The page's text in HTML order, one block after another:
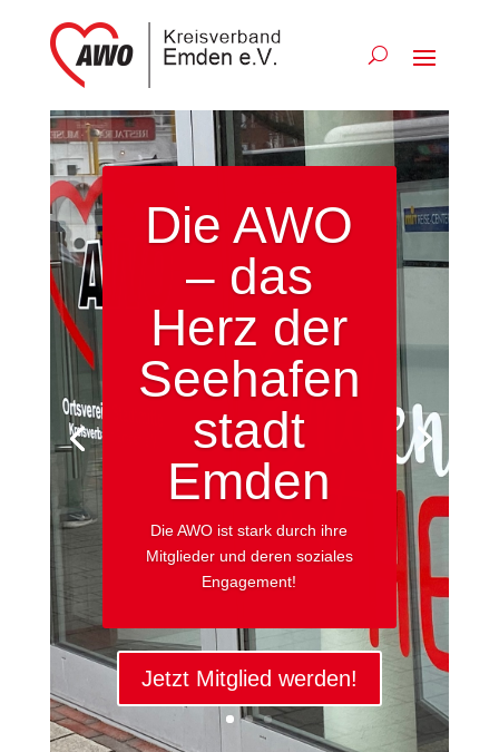
Die AWO
– das
Herz der
Seehafen
stadt
Emden
Die AWO ist stark durch ihre
Mitglieder und deren soziales
Engagement!
Jetzt Mitglied werden!